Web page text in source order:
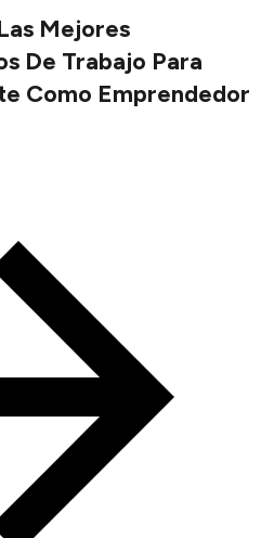
Mejores
De Trabajo Para
Como Emprendedor